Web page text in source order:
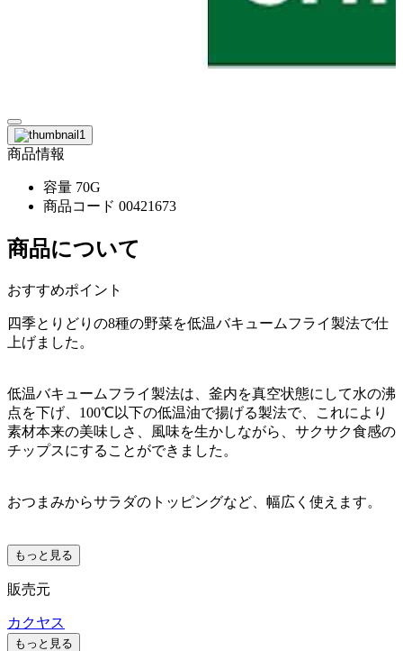
商品情報
容量 70G
商品コード 00421673
商品について
おすすめポイント
四季とりどりの8種の野菜を低温バキュームフライ製法で仕
上げました。
低温バキュームフライ製法は、釜内を真空状態にして水の沸
点を下げ、100℃以下の低温油で揚げる製法で、これにより
素材本来の美味しさ、風味を生かしながら、サクサク食感の
チップスにすることができました。
おつまみからサラダのトッピングなど、幅広く使えます。
もっと見る
販売元
カクヤス
もっと見る